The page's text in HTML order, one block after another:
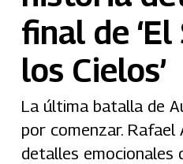
final de
los Cielos’
La última batalla de
por comenzar. Rafael
detalles emocionales